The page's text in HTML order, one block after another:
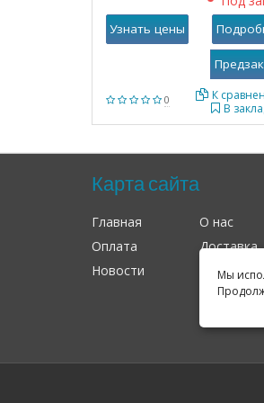
Мы
0
В
К
Узнать цены
Карта сайта
Главная О нас
Оплата
Доставка
Новости
Оферта